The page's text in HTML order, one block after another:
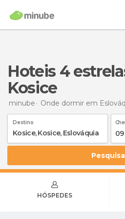
hoteis 4 estrelas em
Kosice
minube Onde dormir em
Destino
HÓSPEDES